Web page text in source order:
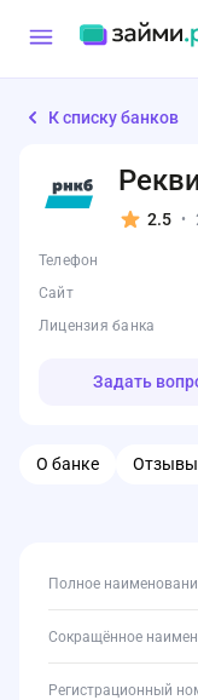
К списку банков
2.5 •
Телефон
Сайт
Лицензия банка
Задать
О банке Отзывы
Полное
Сокращённое
Регистрационный